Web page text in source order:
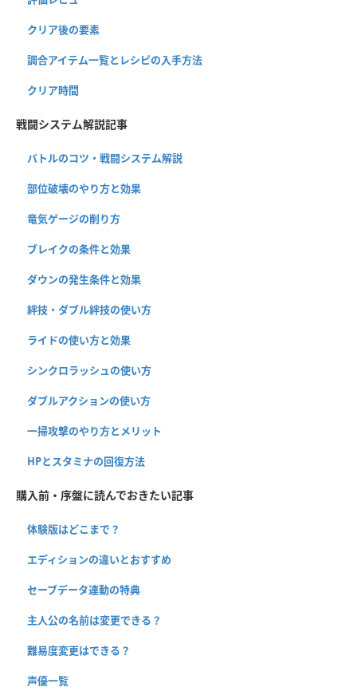
クリア後の要素
調合アイテム一覧とレシピの入手方法
クリア時間
戦闘システム解説記事
バトルのコツ・戦闘システム解説
部位破壊のやり方と効果
竜気ゲージの削り方
ブレイクの条件と効果
ダウンの発生条件と効果
絆技・ダブル絆技の使い方
ライドの使い方と効果
シンクロラッシュの使い方
ダブルアクションの使い方
一掃攻撃のやり方とメリット
HPとスタミナの回復方法
購入前・序盤に読んでおきたい記事
体験版はどこまで？
エディションの違いとおすすめ
セーブデータ連動の特典
主人公の名前は変更できる？
難易度変更はできる？
声優一覧